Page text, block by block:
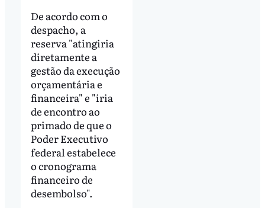
De acordo com o
despacho, a
reserva "atingiria
diretamente a
gestão da execução
orçamentária e
financeira" e "iria
de encontro ao
primado de que o
Poder Executivo
federal estabelece
o cronograma
financeiro de
desembolso".